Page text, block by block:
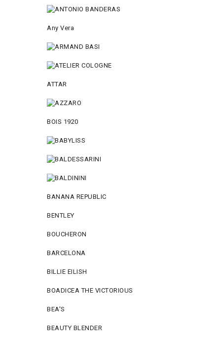
Any Vera
ATTAR
BOIS 1920
BANANA REPUBLIC
BENTLEY
BOUCHERON
BARCELONA
BILLIE EILISH
BOADICEA THE VICTORIOUS
BEA'S
BEAUTY BLENDER